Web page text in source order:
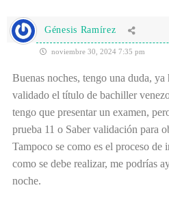
Génesis Ramírez
noviembre 30, 2024 7:35 pm
Buenas noches, tengo una duda,
validado el título de bachiller
tengo que presentar un examen,
prueba 11 o Saber validación para
Tampoco se como es el proceso
como se debe realizar, me podrías
noche.